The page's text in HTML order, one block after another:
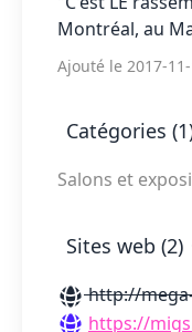
Montréal, au
Ajouté le 2017-
Catégories
Salons et
Sites web (2)
http://
https://